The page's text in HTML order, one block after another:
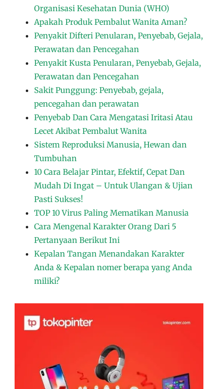
Organisasi Kesehatan Dunia (WHO)
Apakah Produk Pembalut Wanita Aman?
Penyakit Difteri Penularan, Penyebab, Gejala,
Perawatan dan Pencegahan
Penyakit Kusta Penularan, Penyebab, Gejala,
Perawatan dan Pencegahan
Sakit Punggung: Penyebab, gejala,
pencegahan dan perawatan
Penyebab Dan Cara Mengatasi Iritasi Atau
Lecet Akibat Pembalut Wanita
Sistem Reproduksi Manusia, Hewan dan
Tumbuhan
10 Cara Belajar Pintar, Efektif, Cepat Dan
Mudah Di Ingat – Untuk Ulangan & Ujian
Pasti Sukses!
TOP 10 Virus Paling Mematikan Manusia
Cara Mengenal Karakter Orang Dari 5
Pertanyaan Berikut Ini
Kepalan Tangan Menandakan Karakter
Anda & Kepalan nomer berapa yang Anda
miliki?